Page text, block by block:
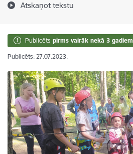
Atskaņot tekstu
Publicēts pirms vairāk nekā 3 gadiem
Publicēts: 27.07.2023.